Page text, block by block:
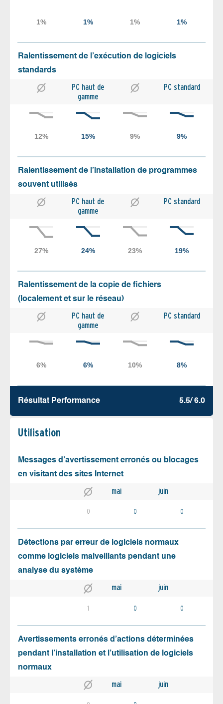
Ralentissement de l’exécution de logiciels
standards
PC haut de
gamme
PC standard
Ralentissement de l’installation de programmes
souvent utilisés
PC haut de
gamme
PC standard
Ralentissement de la copie de fichiers
(localement et sur le réseau)
PC haut de
gamme
PC standard
Résultat Performance 5.5/ 6.0
Utilisation
Messages d’avertissement erronés ou blocages
en visitant des sites Internet
mai juin
0 0 0
Détections par erreur de logiciels normaux
comme logiciels malveillants pendant une
analyse du système
mai juin
1 0 0
Avertissements erronés d’actions déterminées
pendant l’installation et l’utilisation de logiciels
normaux
mai juin